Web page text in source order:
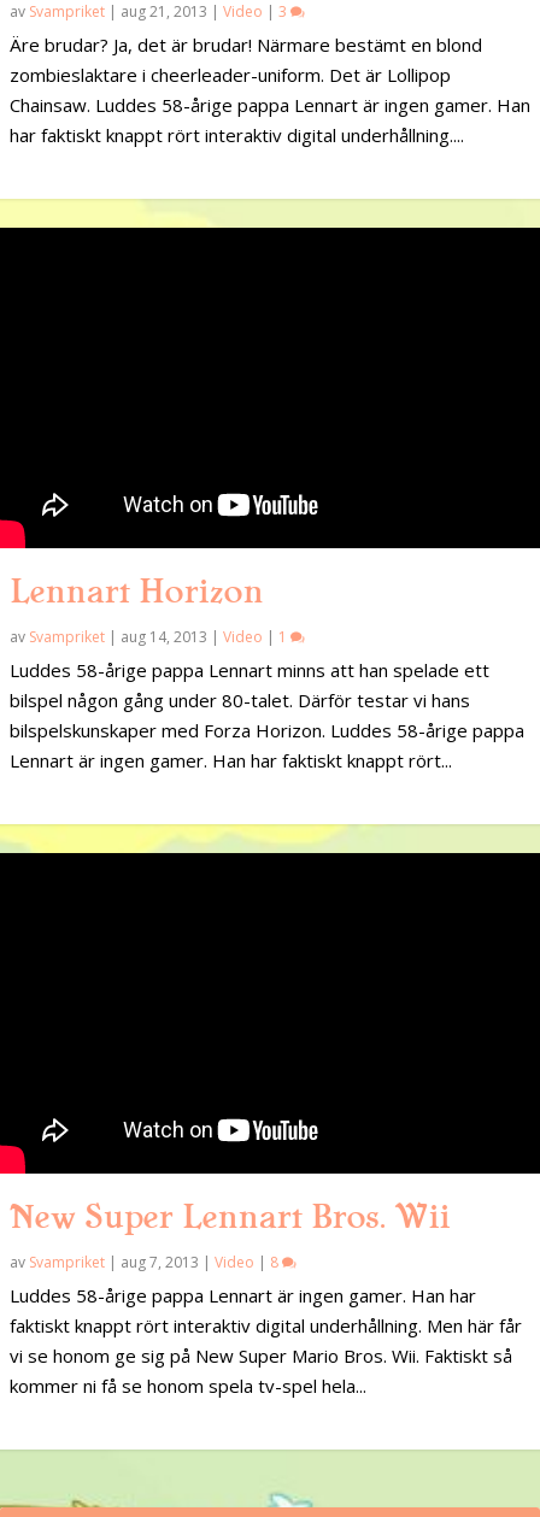
av Svampriket | aug 21, 2013 | Video | 3
Äre brudar? Ja, det är brudar! Närmare bestämt en blond
zombieslaktare i cheerleader-uniform. Det är Lollipop
Chainsaw. Luddes 58-årige pappa Lennart är ingen gamer. Han
har faktiskt knappt rört interaktiv digital underhållning....
Lennart Horizon
av Svampriket | aug 14, 2013 | Video | 1
Luddes 58-årige pappa Lennart minns att han spelade ett
bilspel någon gång under 80-talet. Därför testar vi hans
bilspelskunskaper med Forza Horizon. Luddes 58-årige pappa
Lennart är ingen gamer. Han har faktiskt knappt rört...
New Super Lennart Bros. Wii
av Svampriket | aug 7, 2013 | Video | 8
Luddes 58-årige pappa Lennart är ingen gamer. Han har
faktiskt knappt rört interaktiv digital underhållning. Men här får
vi se honom ge sig på New Super Mario Bros. Wii. Faktiskt så
kommer ni få se honom spela tv-spel hela...